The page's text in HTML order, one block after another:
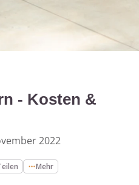
- Kosten &
2022
Mehr